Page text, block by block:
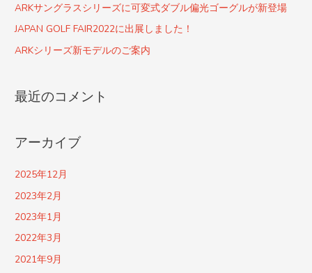
ARKサングラスシリーズに可変式ダブル偏光ゴーグルが新登場
JAPAN GOLF FAIR2022に出展しました！
ARKシリーズ新モデルのご案内
最近のコメント
アーカイブ
2025年12月
2023年2月
2023年1月
2022年3月
2021年9月